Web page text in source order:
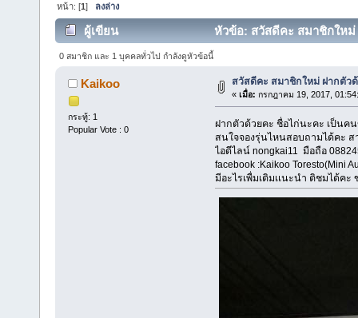
หน้า: [1] ลงล่าง
ผู้เขียน หัวข้อ: สวัสดีคะ สมาชิกให
0 สมาชิก และ 1 บุคคลทั่วไป กำลังดูหัวข้อนี้
Kaikoo
กระทู้: 1
Popular Vote : 0
สวัสดีคะ สมาชิกใหม่ ฝากตัว
« เมื่อ: กรกฎาคม 19, 2017,
ฝากตัวด้วยคะ ชื่อไก่นะคะ เป็นค
สนใจจองรุ่นไหนสอบถามได้คะ
ไอดีไลน์ nongkai11 มือถือ
facebook :Kaikoo Toresto(Mini
มีอะไรเพื่มเติมเเนะนำ ติชมได้ค